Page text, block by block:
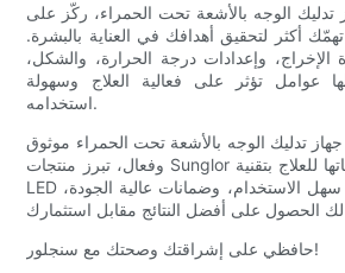
تدليك الوجه بالأشعة تحت الحمراء، ركّز على
أكثر لتحقيق أهدافك في العناية بالبشرة.
الإخراج، وإعدادات درجة الحرارة، والشكل،
عوامل تؤثر على فعالية العلاج وسهولة
استخدامه.
تدليك الوجه بالأشعة تحت الحمراء موثوق
وفعال، تبرز منتجات Sunglor كخيار مثالي. تتميز منتجاتها للعلاج بتقنية
LED بتقنية متطورة، وتصميم سهل الاستخدام، وضمانات عالية الجودة،
حافظي على إشراقتك وصحتك مع سنجلور!